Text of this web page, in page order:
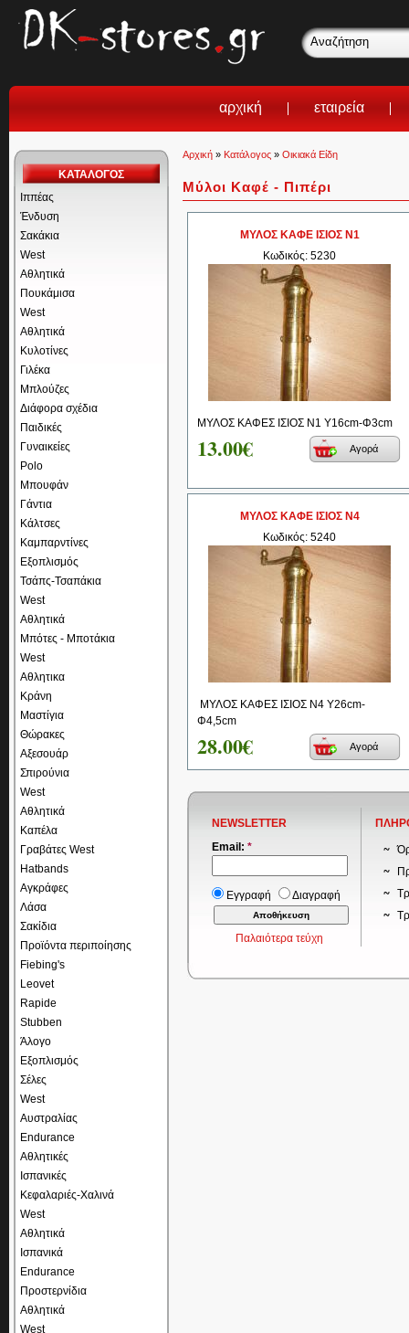
αρχική εταιρεία
ΚΑΤΑΛΟΓΟΣ
Ιππέας
Ένδυση
Σακάκια
West
Αθλητικά
Πουκάμισα
West
Αθλητικά
Κυλοτίνες
Γιλέκα
Μπλούζες
Διάφορα σχέδια
Παιδικές
Γυναικείες
Polo
Μπουφάν
Γάντια
Κάλτσες
Καμπαρντίνες
Εξοπλισμός
Τσάπς-Τσαπάκια
West
Αθλητικά
Μπότες - Μποτάκια
West
Αθλητικα
Κράνη
Μαστίγια
Θώρακες
Αξεσουάρ
Σπιρούνια
West
Αθλητικά
Καπέλα
Γραβάτες West
Hatbands
Αγκράφες
Λάσα
Σακίδια
Προϊόντα περιποίησης
Fiebing's
Leovet
Rapide
Stubben
Άλογο
Εξοπλισμός
Σέλες
West
Αυστραλίας
Endurance
Αθλητικές
Ισπανικές
Κεφαλαριές-Χαλινά
West
Αθλητικά
Ισπανικά
Endurance
Προστερνίδια
Αθλητικά
West
Αρχική » Κατάλογος » Οικιακά Είδη
Μύλοι Καφέ - Πιπέρι
ΜΥΛΟΣ ΚΑΦΕ ΙΣΙΟΣ Ν1
Κωδικός: 5230
ΜΥΛΟΣ ΚΑΦΕΣ ΙΣΙΟΣ Ν1 Υ16cm-Φ3cm
13.00€ Αγορά
ΜΥΛΟΣ ΚΑΦΕ ΙΣΙΟΣ Ν4
Κωδικός: 5240
ΜΥΛΟΣ ΚΑΦΕΣ ΙΣΙΟΣ Ν4 Υ26cm-
Φ4,5cm
28.00€ Αγορά
NEWSLETTER
Email: *
Εγγραφή Διαγραφή
Παλαιότερα τεύχη